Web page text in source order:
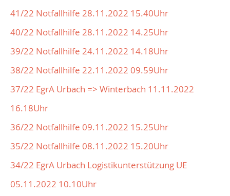
41/22 Notfallhilfe 28.11.2022 15.40Uhr
40/22 Notfallhilfe 28.11.2022 14.25Uhr
39/22 Notfallhilfe 24.11.2022 14.18Uhr
38/22 Notfallhilfe 22.11.2022 09.59Uhr
37/22 EgrA Urbach => Winterbach 11.11.2022
16.18Uhr
36/22 Notfallhilfe 09.11.2022 15.25Uhr
35/22 Notfallhilfe 08.11.2022 15.20Uhr
34/22 EgrA Urbach Logistikunterstützung UE
05.11.2022 10.10Uhr